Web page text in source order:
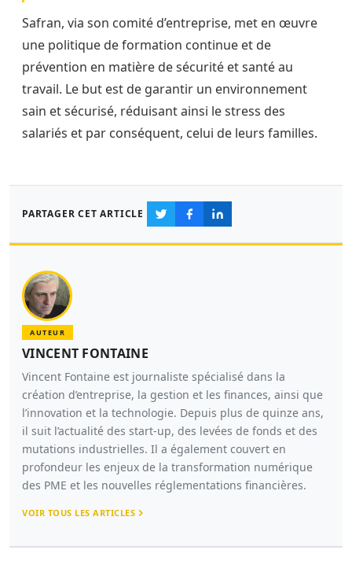
Safran, via son comité d’entreprise, met en œuvre
une politique de formation continue et de
prévention en matière de sécurité et santé au
travail. Le but est de garantir un environnement
sain et sécurisé, réduisant ainsi le stress des
salariés et par conséquent, celui de leurs familles.
PARTAGER CET ARTICLE
AUTEUR
VINCENT FONTAINE
Vincent Fontaine est journaliste spécialisé dans la
création d’entreprise, la gestion et les finances, ainsi que
l’innovation et la technologie. Depuis plus de quinze ans,
il suit l’actualité des start-up, des levées de fonds et des
mutations industrielles. Il a également couvert en
profondeur les enjeux de la transformation numérique
des PME et les nouvelles réglementations financières.
VOIR TOUS LES ARTICLES